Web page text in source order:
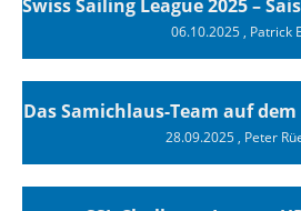
06.10.2025, Patrick
Das Samichlaus-Team auf
28.09.2025, Peter